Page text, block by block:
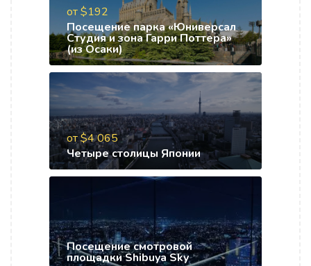
от $192
Посещение парка «Юниверсал
Студия и зона Гарри Поттера»
(из Осаки)
от $4 065
Четыре столицы Японии
Посещение смотровой
площадки Shibuya Sky